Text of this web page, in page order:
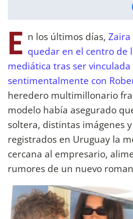
E n los últimos días, Zaira
quedar en el centro de
mediática tras ser vinculada
sentimentalmente con
heredero multimillonario
modelo había asegurado
soltera, distintas imágenes
registrados en Uruguay la
cercana al empresario,
rumores de un nuevo